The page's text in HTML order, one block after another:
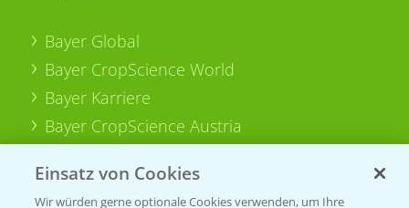
Bayer Global
Bayer CropScience World
Bayer Karriere
Bayer CropScience Austria
Presse
Einsatz von Cookies
Wir würden gerne optionale Cookies verwenden, um Ihre